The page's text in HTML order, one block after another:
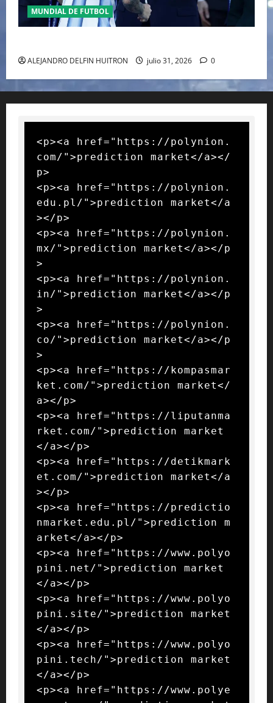
MUNDIAL DE FUTBOL
ALEJANDRO DELFIN HUITRON julio 31, 2026 0
<p><a href="https://polynion.
com/">prediction market</a></
p>
<p><a href="https://polynion.
edu.pl/">prediction market</a
></p>
<p><a href="https://polynion.
mx/">prediction market</a></p
>
<p><a href="https://polynion.
in/">prediction market</a></p
>
<p><a href="https://polynion.
co/">prediction market</a></p
>
<p><a href="https://kompasmar
ket.com/">prediction market</
a></p>
<p><a href="https://liputanma
rket.com/">prediction market
</a></p>
<p><a href="https://detikmark
et.com/">prediction market</a
></p>
<p><a href="https://predictio
nmarket.edu.pl/">prediction m
arket</a></p>
<p><a href="https://www.polyo
pini.net/">prediction market
</a></p>
<p><a href="https://www.polyo
pini.site/">prediction market
</a></p>
<p><a href="https://www.polyo
pini.tech/">prediction market
</a></p>
<p><a href="https://www.polye